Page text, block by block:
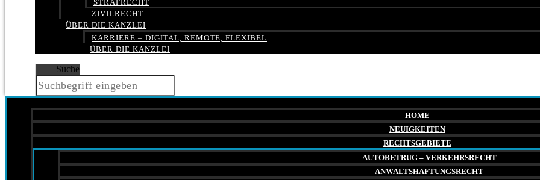
STRAFRECHT
ZIVILRECHT
ÜBER DIE KANZLEI
KARRIERE – DIGITAL, REMOTE, FLEXIBEL
ÜBER DIE KANZLEI
Suche
HOME
NEUIGKEITEN
RECHTSGEBIETE
AUTOBETRUG – VERKEHRSRECHT
ANWALTSHAFTUNGSRECHT